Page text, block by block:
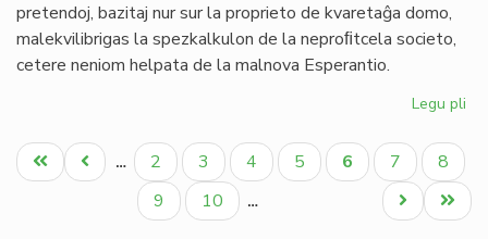
pretendoj, bazitaj nur sur la proprieto de kvaretaĝa domo,
malekvilibrigas la spezkalkulon de la neproﬁtcela societo,
cetere neniom helpata de la malnova Esperantio.
Legu pli
la
Pagination
Unua
paĝo
Antaŭa
paĝo
… Paĝo
2 Paĝo
3 Paĝo
4 Paĝo
5
Aktuala
paĝo
6 Paĝo
7 Paĝo
8
Paĝo
9 Paĝo
10 …
Last
page
Next
page